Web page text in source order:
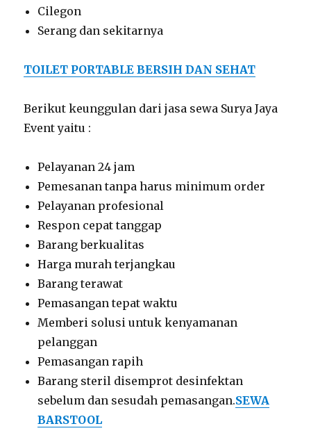
Cilegon
Serang dan sekitarnya
TOILET PORTABLE BERSIH DAN SEHAT
Berikut keunggulan dari jasa sewa Surya Jaya
Event yaitu :
Pelayanan 24 jam
Pemesanan tanpa harus minimum order
Pelayanan profesional
Respon cepat tanggap
Barang berkualitas
Harga murah terjangkau
Barang terawat
Pemasangan tepat waktu
Memberi solusi untuk kenyamanan
pelanggan
Pemasangan rapih
Barang steril disemprot desinfektan
sebelum dan sesudah pemasangan.SEWA
BARSTOOL